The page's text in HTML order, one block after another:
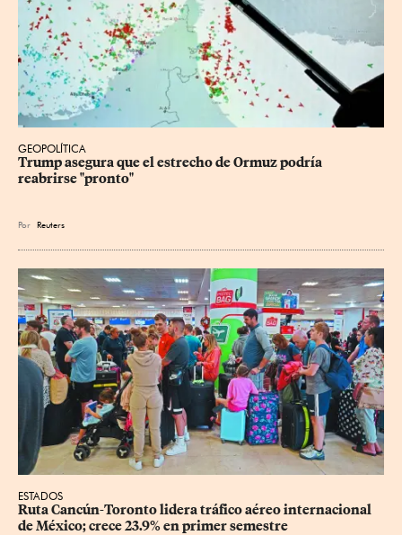
GEOPOLÍTICA
Trump asegura que el estrecho de Ormuz podría
reabrirse "pronto"
Por Reuters
ESTADOS
Ruta Cancún-Toronto lidera tráfico aéreo internacional
de México; crece 23.9% en primer semestre